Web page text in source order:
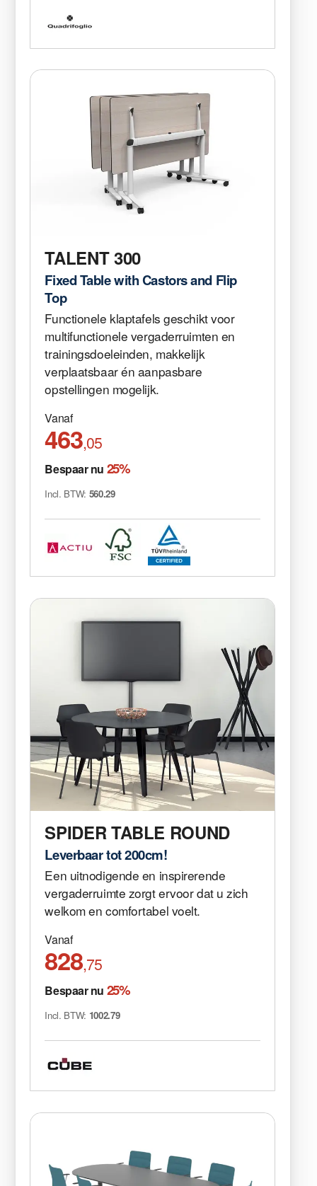
TALENT 300
Fixed Table with Castors and Flip
Top
Functionele klaptafels geschikt voor
multifunctionele vergaderruimten en
trainingsdoeleinden, makkelijk
verplaatsbaar én aanpasbare
opstellingen mogelijk.
Vanaf
463,05
Bespaar nu 25%
Incl. BTW: 560.29
SPIDER TABLE ROUND
Leverbaar tot 200cm!
Een uitnodigende en inspirerende
vergaderruimte zorgt ervoor dat u zich
welkom en comfortabel voelt.
Vanaf
828,75
Bespaar nu 25%
Incl. BTW: 1002.79